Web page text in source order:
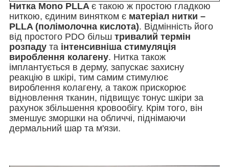
Нитка Mono PLLA є такою ж простою гладкою
ниткою, єдиним винятком є ​​матеріал нитки –
PLLA (полімолочна кислота). Відмінність його
від простого PDO більш тривалий термін
розпаду та інтенсивніша стимуляція
вироблення колагену. Нитка також
імплантується в дерму, запускає захисну
реакцію в шкірі, тим самим стимулює
вироблення колагену, а також прискорює
відновлення тканин, підвищує тонус шкіри за
рахунок збільшення кровообігу. Крім того, він
зменшує зморшки на обличчі, піднімаючи
дермальний шар та м'язи.